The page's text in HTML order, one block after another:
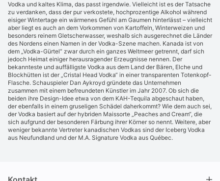
Vodka und kaltes Klima, das passt irgendwie. Vielleicht ist es der Tatsache
zu verdanken, dass der pur verkostete, hochprozentige Alkohol während
eisiger Wintertage ein wärmenes Gefühl am Gaumen hinterlässt – vielleicht
aber liegt es auch an dem Vorkommen von Kartoffeln, Winterweizen und
besonders reinem Gletscherwasser, weshalb sich ausgerechnet die Länder
des Nordens einen Namen in der Vodka-Szene machen. Kanada ist von
dem „Vodka-Gürtel“ zwar durch ein ganzes Weltmeer getrennt, darf sich
jedoch Heimat einiger herausragender Erzeugnisse nennen. Der
bekannteste und auffälligste Vodka aus dem Land der Bären, Elche und
Blockhütten ist der „Cristal Head Vodka“ in einer transparenten Totenkopf-
Flasche. Schauspieler Dan Aykroyd gründete das Unternehmen
zusammen mit einem befreundeten Künstler im Jahr 2007. Ob sich die
beiden ihre Design-Idee etwa von dem KAH-Tequila abgeschaut haben,
der ebenfalls in einem gruseligen Schädel daherkommt? Wie dem auch sei,
der Vodka basiert auf der hybriden Maissorte „Peaches and Cream“, die
sich aufgrund der besonderen Färbung ihrer Körner so nennt. Weitere, aber
weniger bekannte Vertreter kanadischen Vodkas sind der Iceberg Vodka
aus Neufundland und der M.A. Signature Vodka aus Québec.